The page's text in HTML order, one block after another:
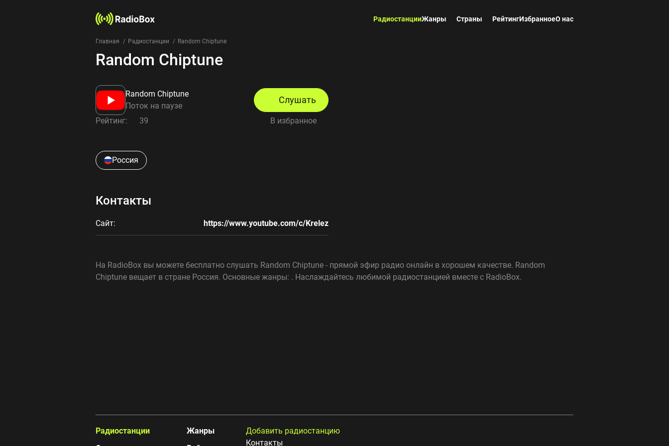
РадиостанцииЖанры Страны РейтингИзбранноеО нас
Главная Радиостанции Random Chiptune
Random Chiptune
Random Chiptune
Поток на паузе
Слушать
Рейтинг: 39 В избранное
Россия
Контакты
Сайт: https://www.youtube.com/c/Krelez
На RadioBox вы можете бесплатно слушать Random Chiptune - прямой эфир радио онлайн в хорошем качестве. Random
Chiptune вещает в стране Россия. Основные жанры: . Наслаждайтесь любимой радиостанцией вместе с RadioBox.
Радиостанции
Жанры
Добавить радиостанцию
Контакты